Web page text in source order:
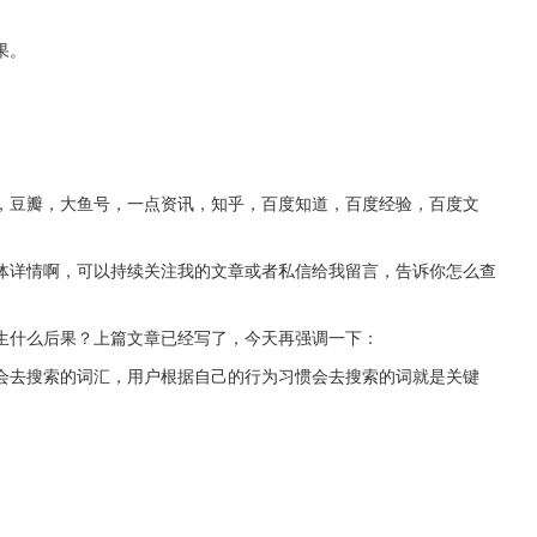
瓣，大鱼号，一点资讯，知乎，百度知道，百度经验，百度文
情啊，可以持续关注我的文章或者私信给我留言，告诉你怎么查
么后果？上篇文章已经写了，今天再强调一下：
搜索的词汇，用户根据自己的行为习惯会去搜索的词就是关键